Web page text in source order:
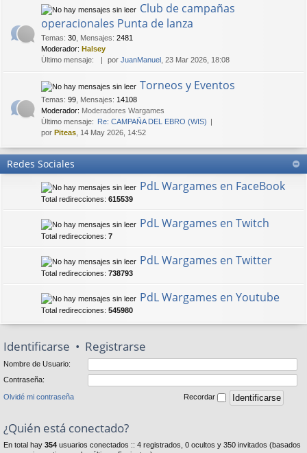
Club de campañas
operacionales Punta de lanza
Temas: 30 Mensajes: 2481
Moderador: Halsey
Último mensaje:
por JuanManuel , 23 Mar 2026, 18:08
Torneos y Eventos
Temas: 99 Mensajes: 14108
Moderador: Moderadores Wargames
Último mensaje: Re: CAMPAÑA DEL EBRO (WIS)
por Piteas , 14 May 2026, 14:52
Redes Sociales
PdL Wargames en FaceBook
Total redirecciones: 615539
PdL Wargames en Twitch
Total redirecciones: 7
PdL Wargames en Twitter
Total redirecciones: 738793
PdL Wargames en Youtube
Total redirecciones: 545980
Identificarse • Registrarse
Nombre de Usuario:
Contraseña:
Olvidé mi contraseña Recordar
¿Quién está conectado?
En total hay 354 usuarios conectados :: 4 registrados, 0 ocultos y 350 invitados (basados